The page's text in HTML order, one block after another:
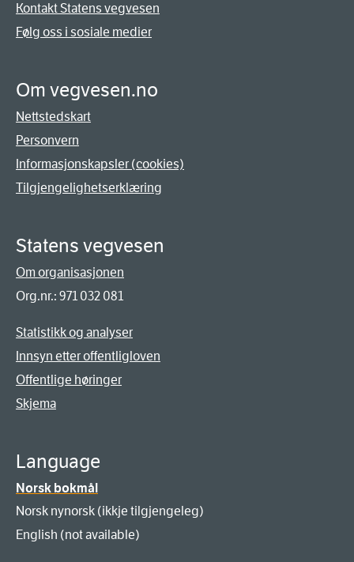
Kontakt Statens vegvesen
Følg oss i sosiale medier
Om vegvesen.no
Nettstedskart
Personvern
Informasjonskapsler (cookies)
Tilgjengelighetserklæring
Statens vegvesen
Om organisasjonen
Org.nr.: 971 032 081
Statistikk og analyser
Innsyn etter offentligloven
Offentlige høringer
Skjema
Language
Norsk bokmål
Norsk nynorsk (ikkje tilgjengeleg)
English (not available)